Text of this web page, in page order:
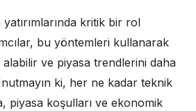
kritik bir rol
bu yöntemleri kullanarak
ve piyasa trendlerini daha
ki, her ne kadar teknik
piyasa koşulları ve ekonomik